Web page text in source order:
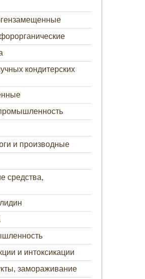
кондитерских
и производные
средства,
и интоксикации
замораживание